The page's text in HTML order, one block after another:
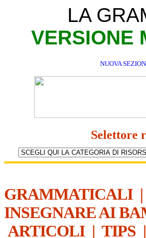
LA
VERSIONE
NUOVA
Selettore
GRAMMATICALI|
INSEGNARE AI
ARTICOLI| TIPS |